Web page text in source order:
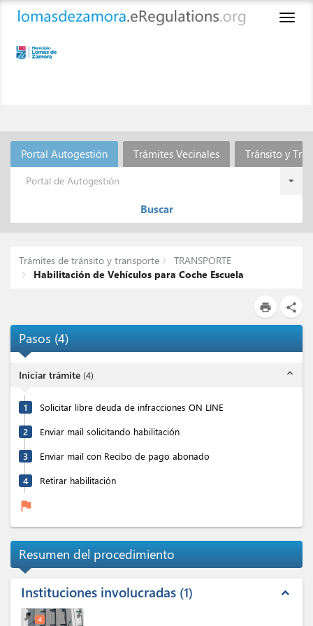
Portal Autogestión Trámites Vecinales Tránsito y
Portal de Autogestión
Buscar
Trámites de tránsito y transporte
TRANSPORTE
Habilitación de Vehículos para Coche Escuela
print share
Pasos (4)
Iniciar trámite (4) expand_less
1 Solicitar libre deuda de infracciones ON LINE
2 Enviar mail solicitando habilitación
3 Enviar mail con Recibo de pago abonado
4 Retirar habilitación
flag
Resumen del procedimiento
Instituciones involucradas 1 expand_less
4